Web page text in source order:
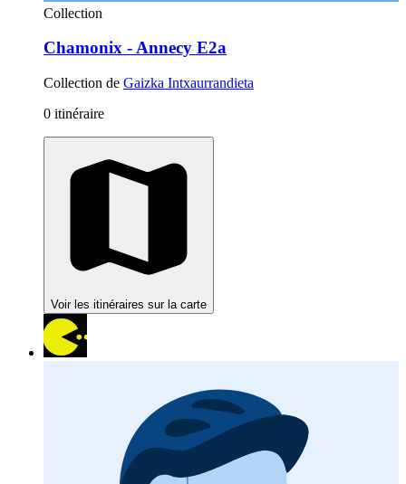
Collection
Chamonix - Annecy E2a
Collection de Gaizka Intxaurrandieta
0 itinéraire
Voir les itinéraires sur la carte